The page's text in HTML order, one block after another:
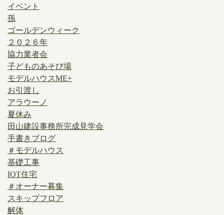
イベント
孫
ゴールデンウィーク
２０２６年
協力業者会
子どものあそび場
モデルハウスME+
お引渡し
アラウーノ
夏休み
田山建設事務所完成見学会
手書きブログ
＃モデルハウス
基礎工事
IOT住宅
＃オーナー募集
スキップフロア
解体